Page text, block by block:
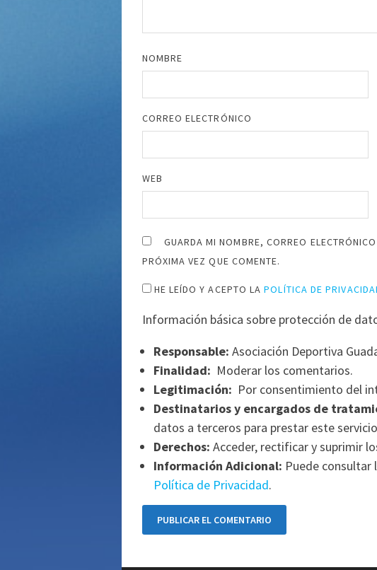
NOMBRE
CORREO ELECTRÓNICO
WEB
GUARDA MI NOMBRE, CORREO
PRÓXIMA VEZ QUE COMENTE.
HE LEÍDO Y ACEPTO LAPOLÍTICA DE
Información básica sobre protección de
Responsable: Asociación Deportiva
Finalidad: Moderar los comentarios.
Legitimación: Por consentimiento del
Destinatarios y encargados de
datos a terceros para prestar este
Derechos: Acceder, rectificar y suprimir
Información Adicional: Puede
Política de Privacidad.